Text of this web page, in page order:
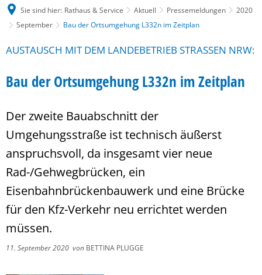
Sie sind hier: Rathaus & Service Aktuell Pressemeldungen
2020
September
Bau der Ortsumgehung L332n im Zeitplan
AUSTAUSCH MIT DEM LANDEBETRIEB STRASSEN NRW:
Bau der Ortsumgehung L332n im Zeitplan
Der zweite Bauabschnitt der
Umgehungsstraße ist technisch äußerst
anspruchsvoll, da insgesamt vier neue
Rad-/Gehwegbrücken, ein
Eisenbahnbrückenbauwerk und eine Brücke
für den Kfz-Verkehr neu errichtet werden
müssen.
11. September 2020 von BETTINA PLUGGE